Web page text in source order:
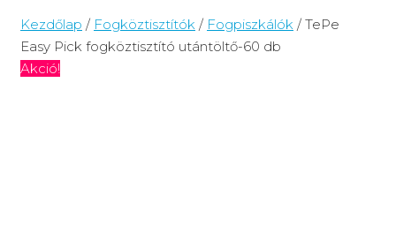
Kezdőlap / Fogköztisztítók / Fogpiszkálók / TePe
Easy Pick fogköztisztító utántöltő-60 db
Akció!